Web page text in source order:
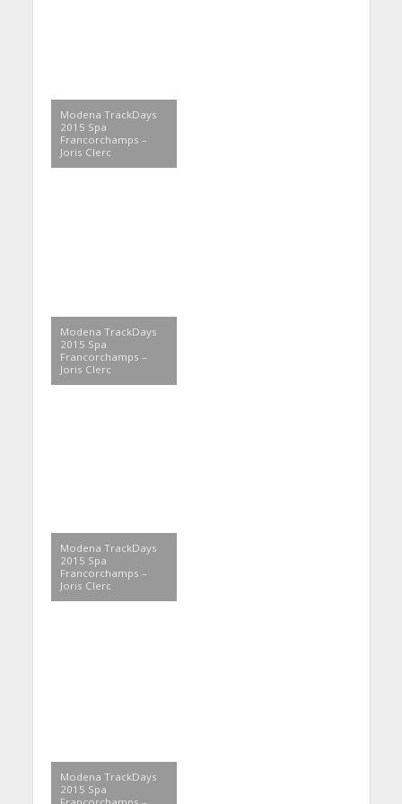
Modena TrackDays
2015 Spa
Francorchamps –
Joris Clerc
Modena TrackDays
2015 Spa
Francorchamps –
Joris Clerc
Modena TrackDays
2015 Spa
Francorchamps –
Joris Clerc
Modena TrackDays
2015 Spa